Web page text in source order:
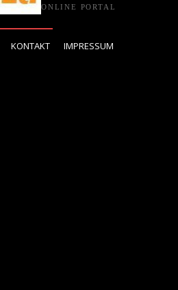
ONLINE PORTAL
KONTAKT IMPRESSUM